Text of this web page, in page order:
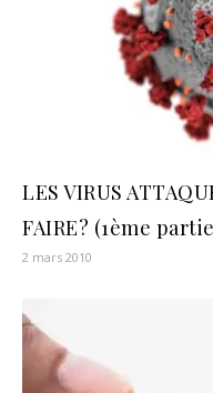
LES VIRUS
FAIRE? (1ème
2 mars 2010